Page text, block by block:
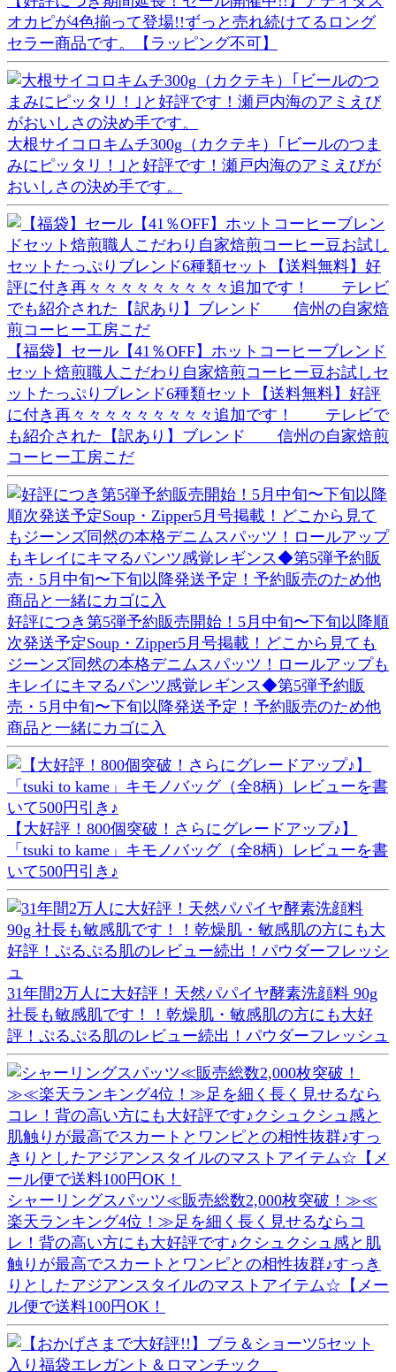
オカピが4色揃って登場!!ずっと売れ続けてるロング
セラー商品です。【ラッピング不可】
大根サイコロキムチ300g（カクテキ）｢ビールのつま
みにピッタリ！｣と好評です！瀬戸内海のアミえびが
おいしさの決め手です。
【福袋】セール【41％OFF】ホットコーヒーブレンド
セット焙煎職人こだわり自家焙煎コーヒー豆お試しセ
ットたっぷりブレンド6種類セット【送料無料】好評
に付き再々々々々々々々々々追加です！ テレビで
も紹介された【訳あり】ブレンド 信州の自家焙煎
コーヒー工房こだ
好評につき第5弾予約販売開始！5月中旬〜下旬以降順
次発送予定Soup・Zipper5月号掲載！どこから見ても
ジーンズ同然の本格デニムスパッツ！ロールアップも
キレイにキマるパンツ感覚レギンス◆第5弾予約販
売・5月中旬〜下旬以降発送予定！予約販売のため他
商品と一緒にカゴに入
【大好評！800個突破！さらにグレードアップ♪】
「tsuki to kame」キモノバッグ（全8柄）レビューを書
いて500円引き♪
31年間2万人に大好評！天然パパイヤ酵素洗顔料 90g
社長も敏感肌です！！乾燥肌・敏感肌の方にも大好
評！ぷるぷる肌のレビュー続出！パウダーフレッシュ
シャーリングスパッツ≪販売総数2,000枚突破！≫≪
楽天ランキング4位！≫足を細く長く見せるならコ
レ！背の高い方にも大好評です♪クシュクシュ感と肌
触りが最高でスカートとワンピとの相性抜群♪すっき
りとしたアジアンスタイルのマストアイテム☆【メー
ル便で送料100円OK！